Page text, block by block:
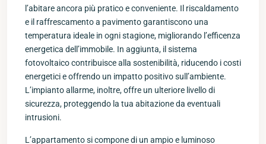
l’abitare ancora più pratico e conveniente. Il riscaldamento
e il raffrescamento a pavimento garantiscono una
temperatura ideale in ogni stagione, migliorando l’efficenza
energetica dell’immobile. In aggiunta, il sistema
fotovoltaico contribuisce alla sostenibilità, riducendo i costi
energetici e offrendo un impatto positivo sull’ambiente.
L’impianto allarme, inoltre, offre un ulteriore livello di
sicurezza, proteggendo la tua abitazione da eventuali
intrusioni.
L’appartamento si compone di un ampio e luminoso